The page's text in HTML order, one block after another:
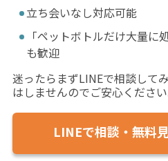
立ち会いなし対応可能
「ペットボトルだけ大量
も歓迎
迷ったらまずLINEで相談して
はしませんのでご安心ください
LINEで相談・無料